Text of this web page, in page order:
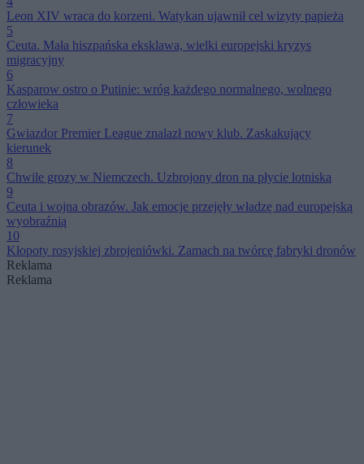
Leon XIV wraca do korzeni. Watykan ujawnił cel wizyty papieża
5
Ceuta. Mała hiszpańska eksklawa, wielki europejski kryzys
migracyjny
6
Kasparow ostro o Putinie: wróg każdego normalnego, wolnego
człowieka
7
Gwiazdor Premier League znalazł nowy klub. Zaskakujący
kierunek
8
Chwile grozy w Niemczech. Uzbrojony dron na płycie lotniska
9
Ceuta i wojna obrazów. Jak emocje przejęły władzę nad europejską
wyobraźnią
10
Kłopoty rosyjskiej zbrojeniówki. Zamach na twórcę fabryki dronów
Reklama
Reklama